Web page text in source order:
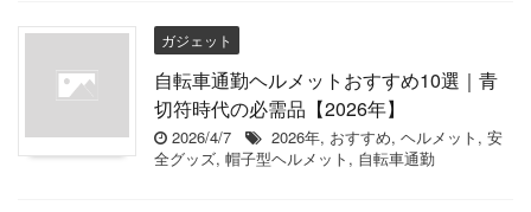
ガジェット
自転車通勤ヘルメットおすすめ10選｜青
切符時代の必需品【2026年】
2026/4/7 2026年, おすすめ, ヘルメット , 安
全グッズ, 帽子型ヘルメット , 自転車通勤